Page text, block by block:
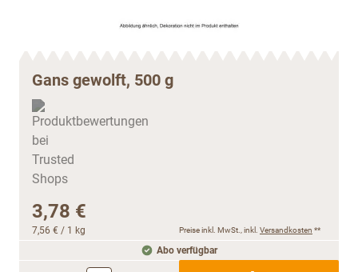
Gans gewolft, 500 g
3,78 €
7,56 € / 1 kg Preise inkl. MwSt., inkl. Versandkosten **
Abo verfügbar